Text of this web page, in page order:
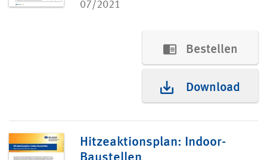
07/2021
Bestellen
Download
Hitzeaktionsplan: Indoor-